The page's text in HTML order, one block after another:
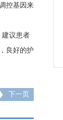
控基因来
建议患者
良好的护
下一页